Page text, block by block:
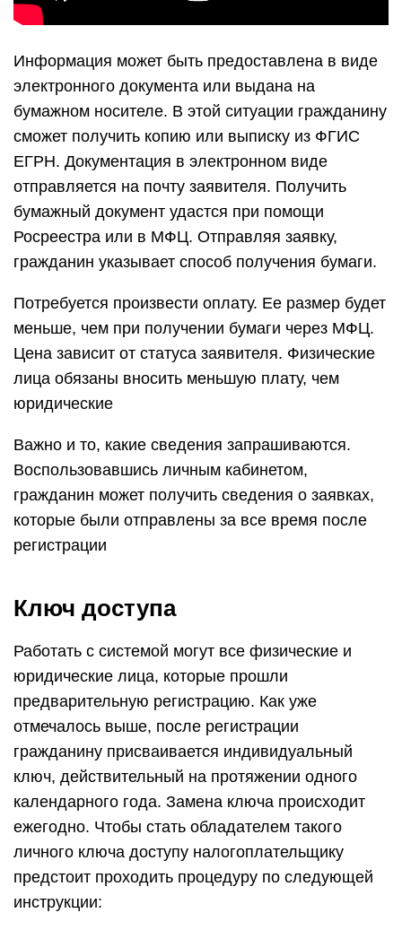
Информация может быть предоставлена в виде
электронного документа или выдана на
бумажном носителе. В этой ситуации гражданину
сможет получить копию или выписку из ФГИС
ЕГРН. Документация в электронном виде
отправляется на почту заявителя. Получить
бумажный документ удастся при помощи
Росреестра или в МФЦ. Отправляя заявку,
гражданин указывает способ получения бумаги.
Потребуется произвести оплату. Ее размер будет
меньше, чем при получении бумаги через МФЦ.
Цена зависит от статуса заявителя. Физические
лица обязаны вносить меньшую плату, чем
юридические
Важно и то, какие сведения запрашиваются.
Воспользовавшись личным кабинетом,
гражданин может получить сведения о заявках,
которые были отправлены за все время после
регистрации
Ключ доступа
Работать с системой могут все физические и
юридические лица, которые прошли
предварительную регистрацию. Как уже
отмечалось выше, после регистрации
гражданину присваивается индивидуальный
ключ, действительный на протяжении одного
календарного года. Замена ключа происходит
ежегодно. Чтобы стать обладателем такого
личного ключа доступу налогоплательщику
предстоит проходить процедуру по следующей
инструкции: